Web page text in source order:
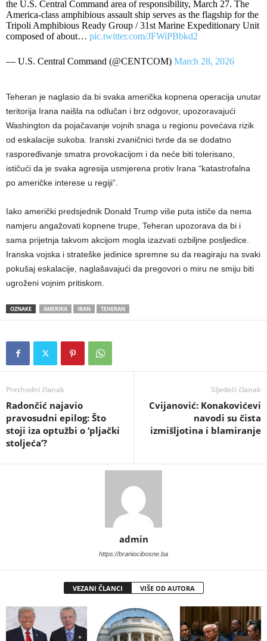
the U.S. Central Command area of responsibility, March 27. The
America-class amphibious assault ship serves as the flagship for the
Tripoli Amphibious Ready Group / 31st Marine Expeditionary Unit
composed of about… pic.twitter.com/JFWiPBbkd2
— U.S. Central Command (@CENTCOM) March 28, 2026
Teheran je naglasio da bi svaka američka kopnena operacija unutar
teritorija Irana naišla na odlučan i brz odgovor, upozoravajući
Washington da pojačavanje vojnih snaga u regionu povećava rizik
od eskalacije sukoba. Iranski zvaničnici tvrde da se dodatno
raspoređivanje smatra provokacijom i da neće biti tolerisano,
ističući da je svaka agresija usmjerena protiv Irana “katastrofalna
po američke interese u regiji”.
Iako američki predsjednik Donald Trump više puta ističe da nema
namjeru angažovati kopnene trupe, Teheran upozorava da bi i
sama prijetnja takvom akcijom mogla izazvati ozbiljne posljedice.
Iranska vojska i strateške jedinice spremne su da reagiraju na svaki
pokušaj eskalacije, naglašavajući da pregovori o miru ne smiju biti
ugroženi vojnim pritiskom.
OZNAKE AMERIKA IRAN TEHERAN
Prethodni članak
Radončić najavio
pravosudni epilog: Što
stoji iza optužbi o ‘pljački
stoljeća’?
Sljedeći članak
Cvijanović: Konakovićevi
navodi su čista
izmišljotina i blamiranje
admin
https://braniocibosne.ba
VEZANI ČLANCI VIŠE OD AUTORA